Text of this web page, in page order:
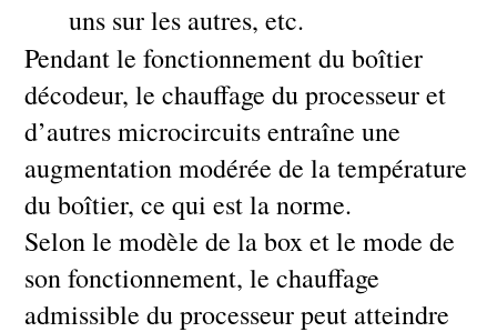
uns sur les autres, etc.
Pendant le fonctionnement du boîtier
décodeur, le chauffage du processeur et
d’autres microcircuits entraîne une
augmentation modérée de la température
du boîtier, ce qui est la norme.
Selon le modèle de la box et le mode de
son fonctionnement, le chauffage
admissible du processeur peut atteindre